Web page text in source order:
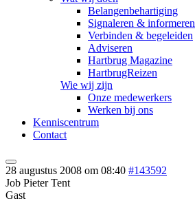
Belangenbehartiging
Signaleren & informeren
Verbinden & begeleiden
Adviseren
Hartbrug Magazine
HartbrugReizen
Wie wij zijn
Onze medewerkers
Werken bij ons
Kenniscentrum
Contact
28 augustus 2008 om 08:40 #143592
Job Pieter Tent
Gast